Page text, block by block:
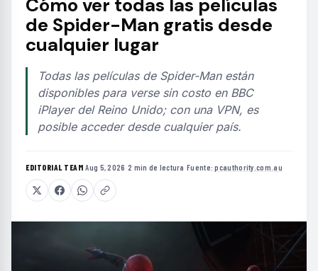
Cómo ver todas las películas
de Spider-Man gratis desde
cualquier lugar
Todas las películas de Spider-Man están
disponibles para verse sin costo en BBC
iPlayer del Reino Unido; con una VPN, es
posible acceder desde cualquier país.
EDITORIAL TEAM·Aug 5, 2026 ·2 min de lectura ·Fuente:pcauthority.com.au